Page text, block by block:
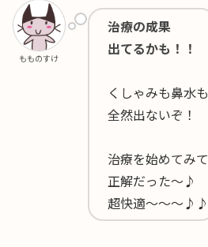
もものすけ
治療の成果
出てるかも！！
くしゃみも鼻水も
全然出ないぞ！
治療を始めてみて
正解だった～♪
超快適～～～♪♪